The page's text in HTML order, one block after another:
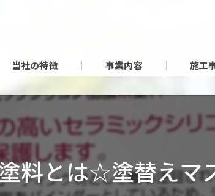
当社の特徴 事業内容 施工
料とは☆塗替え